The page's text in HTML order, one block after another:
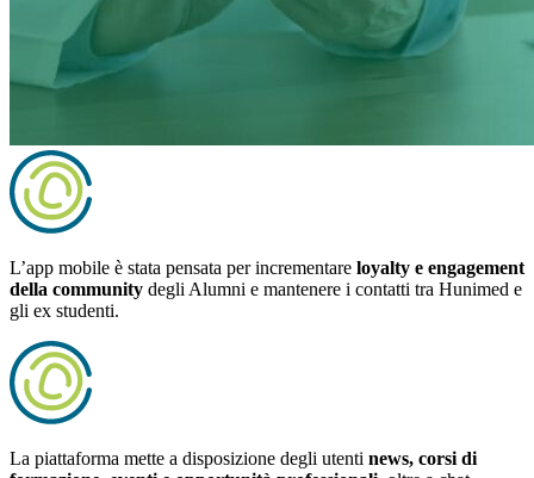
L’app mobile è stata pensata per incrementare loyalty e engagement
della community degli Alumni e mantenere i contatti tra Hunimed e
gli ex studenti.
La piattaforma mette a disposizione degli utenti news, corsi di